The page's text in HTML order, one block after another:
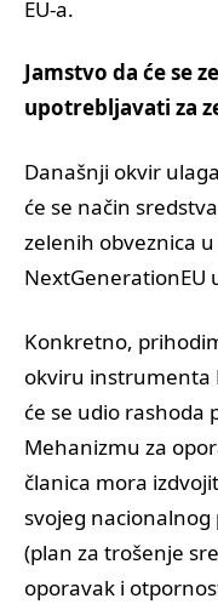
EU-a.
Jamstvo da će se
upotrebljavati za
Današnji okvir
će se način
zelenih obveznica
NextGenerationEU
Konkretno,
okviru instrumenta
će se udio rashoda
Mehanizmu za
članica mora
svojeg
(plan za trošenje
oporavak i